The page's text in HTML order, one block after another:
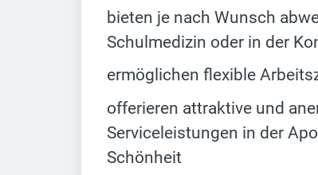
bieten je nach Wunsch
Schulmedizin oder in der
ermöglichen flexible
offerieren attraktive und
Serviceleistungen in der
Schönheit